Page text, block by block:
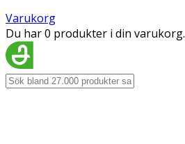
Varukorg
Du har 0 produkter i din varukorg.